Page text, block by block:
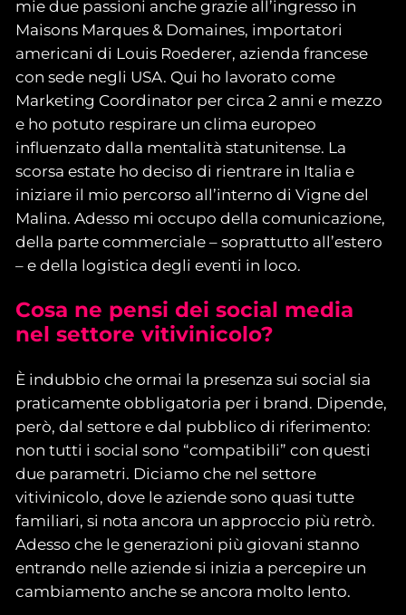
mie due passioni anche grazie all’ingresso in
Maisons Marques & Domaines, importatori
americani di Louis Roederer, azienda francese
con sede negli USA. Qui ho lavorato come
Marketing Coordinator per circa 2 anni e mezzo
e ho potuto respirare un clima europeo
influenzato dalla mentalità statunitense. La
scorsa estate ho deciso di rientrare in Italia e
iniziare il mio percorso all’interno di Vigne del
Malina. Adesso mi occupo della comunicazione,
della parte commerciale – soprattutto all’estero
– e della logistica degli eventi in loco.
Cosa ne pensi dei social media
nel settore vitivinicolo?
È indubbio che ormai la presenza sui social sia
praticamente obbligatoria per i brand. Dipende,
però, dal settore e dal pubblico di riferimento:
non tutti i social sono “compatibili” con questi
due parametri. Diciamo che nel settore
vitivinicolo, dove le aziende sono quasi tutte
familiari, si nota ancora un approccio più retrò.
Adesso che le generazioni più giovani stanno
entrando nelle aziende si inizia a percepire un
cambiamento anche se ancora molto lento.